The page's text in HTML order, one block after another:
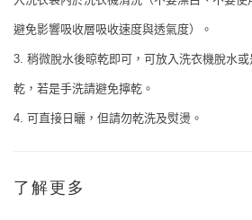
避免影響吸收層吸收速度與透氣度）。
3. 稍微脫水後晾乾即可，可放入洗衣機脫水
乾，若是手洗請避免擰乾。
4. 可直接日曬，但請勿乾洗及熨燙。
了解更多